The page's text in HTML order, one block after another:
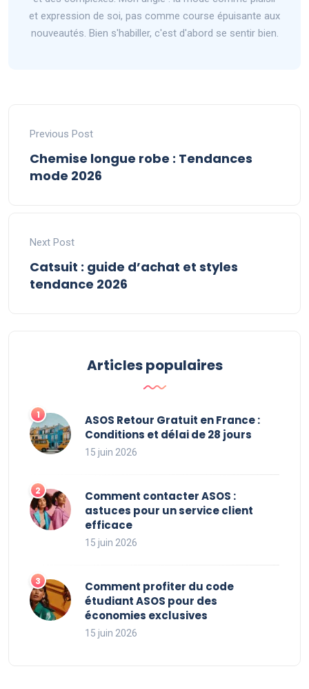
et expression de soi, pas comme course épuisante aux
nouveautés. Bien s'habiller, c'est d'abord se sentir bien.
Previous Post
Chemise longue robe : Tendances
mode 2026
Next Post
Catsuit : guide d’achat et styles
tendance 2026
Articles populaires
ASOS Retour Gratuit en France :
Conditions et délai de 28 jours
15 juin 2026
Comment contacter ASOS :
astuces pour un service client
efficace
15 juin 2026
Comment profiter du code
étudiant ASOS pour des
économies exclusives
15 juin 2026